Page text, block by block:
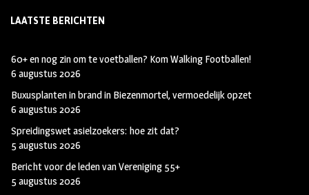
LAATSTE BERICHTEN
60+ en nog zin om te voetballen? Kom Walking Footballen!
6 augustus 2026
Buxusplanten in brand in Biezenmortel, vermoedelijk opzet
6 augustus 2026
Spreidingswet asielzoekers: hoe zit dat?
5 augustus 2026
Bericht voor de leden van Vereniging 55+
5 augustus 2026